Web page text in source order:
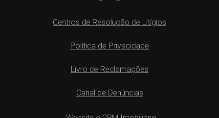
Centros de Resolução de Litígios
Política de Privacidade
Livro de Reclamações
Canal de Denúncias